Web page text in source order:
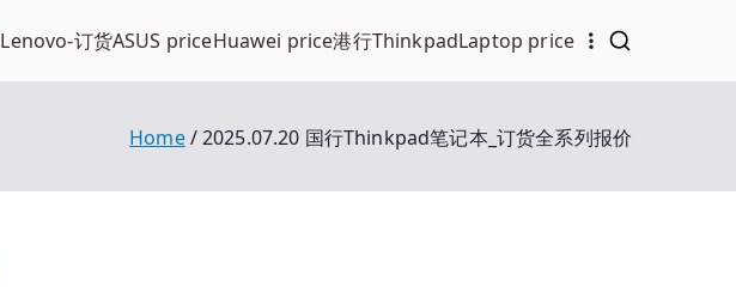
Lenovo-订货ASUS priceHuawei price港行ThinkpadLaptop price
Home 2025.07.20 国行Thinkpad笔记本_订货全系列报价